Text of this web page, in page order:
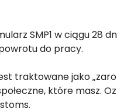
SMP1 w ciągu 28
do pracy.
traktowane jako
które masz.